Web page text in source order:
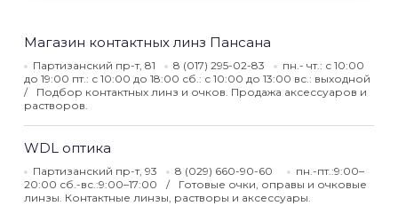
Магазин контактных линз Пансана
Партизанский пр-т, 81 8 (017) 295-02-83
пн.- чт.: с 10:00
до 19:00 пт.: с 10:00 до 18:00 сб.: с 10:00 до 13:00 вс.: выходной
Подбор контактных линз и очков. Продажа аксессуаров и
растворов.
WDL оптика
Партизанский пр-т, 93 8 (029) 660-90-60
пн.-пт.:9:00–
20:00 сб.-вс.:9:00–17:00
Готовые очки, оправы и очковые
линзы. Контактные линзы, растворы и аксессуары.